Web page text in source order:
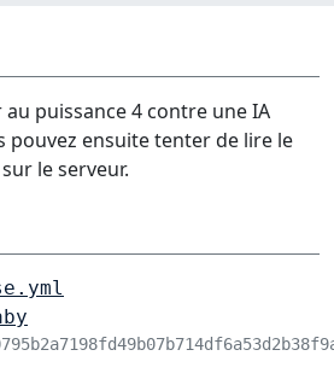
puissance 4 contre une IA
pouvez ensuite tenter de lire le
le serveur.